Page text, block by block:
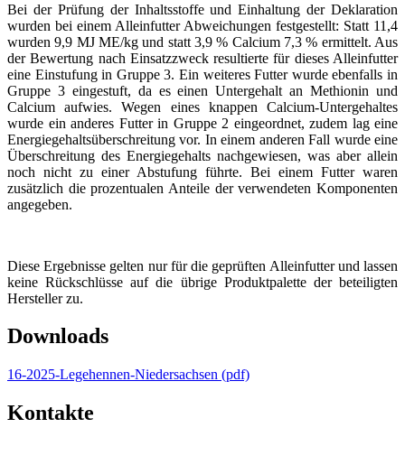
Bei der Prüfung der Inhaltsstoffe und Einhaltung der Deklaration
wurden bei einem Alleinfutter Abweichungen festgestellt: Statt 11,4
wurden 9,9 MJ ME/kg und statt 3,9 % Calcium 7,3 % ermittelt. Aus
der Bewertung nach Einsatzzweck resultierte für dieses Alleinfutter
eine Einstufung in Gruppe 3. Ein weiteres Futter wurde ebenfalls in
Gruppe 3 eingestuft, da es einen Untergehalt an Methionin und
Calcium aufwies. Wegen eines knappen Calcium-Untergehaltes
wurde ein anderes Futter in Gruppe 2 eingeordnet, zudem lag eine
Energiegehaltsüberschreitung vor. In einem anderen Fall wurde eine
Überschreitung des Energiegehalts nachgewiesen, was aber allein
noch nicht zu einer Abstufung führte. Bei einem Futter waren
zusätzlich die prozentualen Anteile der verwendeten Komponenten
angegeben.
Diese Ergebnisse gelten nur für die geprüften Alleinfutter und lassen
keine Rückschlüsse auf die übrige Produktpalette der beteiligten
Hersteller zu.
Downloads
16-2025-Legehennen-Niedersachsen (pdf)
Kontakte